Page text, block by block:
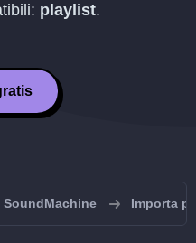
playlist.
SoundMachine Importa